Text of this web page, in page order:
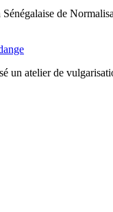
de
un atelier de